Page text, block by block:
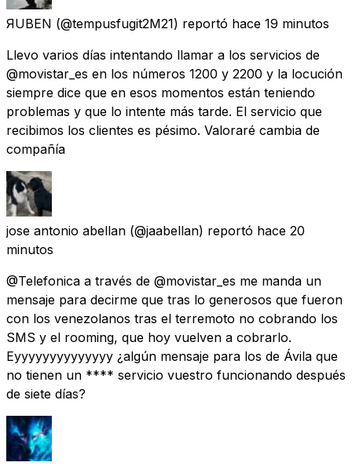
ЯUBEN (@tempusfugit2M21) reportó hace 19 minutos
Llevo varios días intentando llamar a los servicios de
@movistar_es en los números 1200 y 2200 y la locución
siempre dice que en esos momentos están teniendo
problemas y que lo intente más tarde. El servicio que
recibimos los clientes es pésimo. Valoraré cambia de
compañía
jose antonio abellan (@jaabellan) reportó hace 20
minutos
@Telefonica a través de @movistar_es me manda un
mensaje para decirme que tras lo generosos que fueron
con los venezolanos tras el terremoto no cobrando los
SMS y el rooming, que hoy vuelven a cobrarlo.
Eyyyyyyyyyyyyyy ¿algún mensaje para los de Ávila que
no tienen un **** servicio vuestro funcionando después
de siete días?